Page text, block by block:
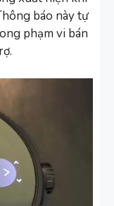
báo này tự
phạm vi bán